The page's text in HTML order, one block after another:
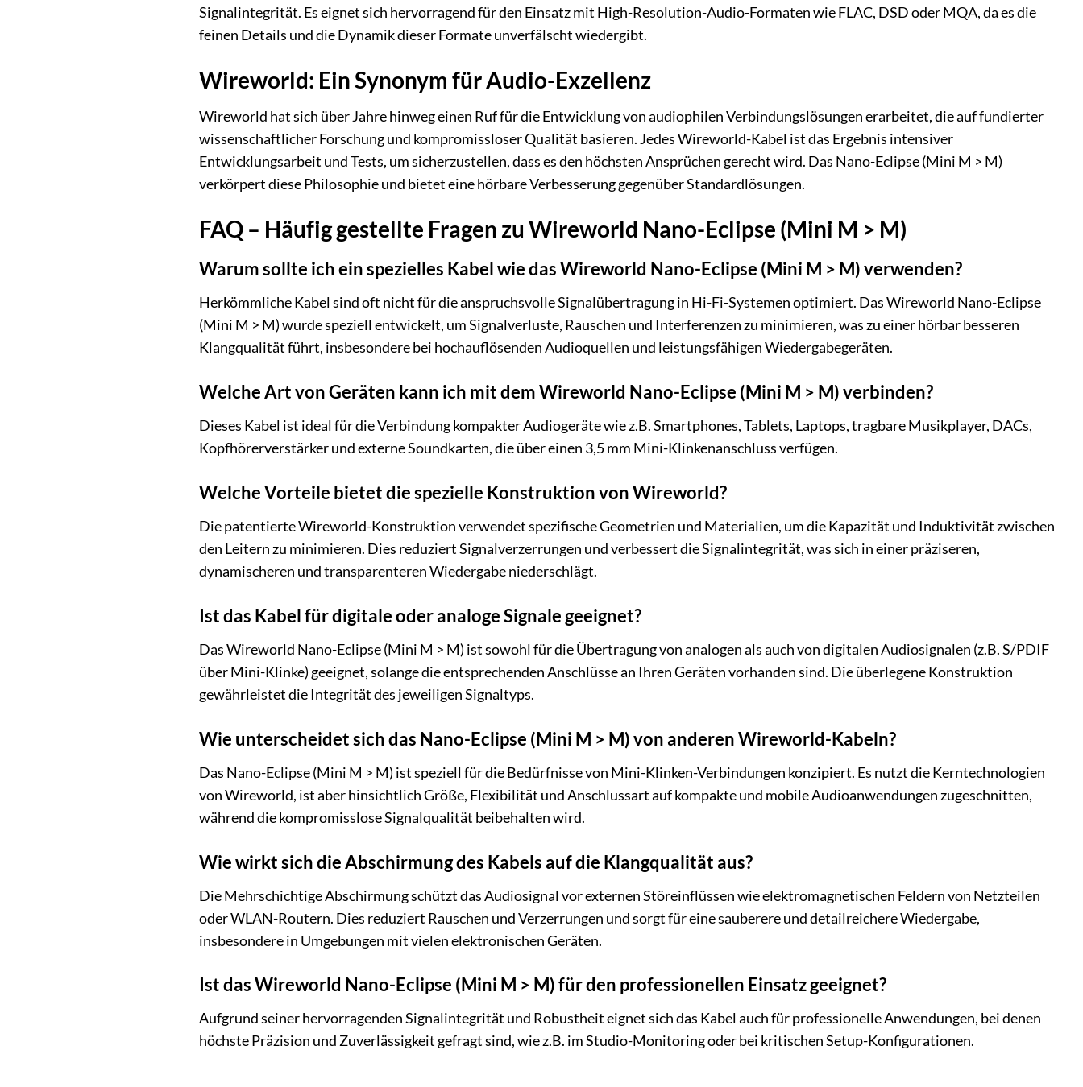
Signalintegrität. Es eignet sich hervorragend für den Einsatz mit High-Resolution-Audio-Formaten wie FLAC, DSD oder MQA, da es die
feinen Details und die Dynamik dieser Formate unverfälscht wiedergibt.
Wireworld: Ein Synonym für Audio-Exzellenz
Wireworld hat sich über Jahre hinweg einen Ruf für die Entwicklung von audiophilen Verbindungslösungen erarbeitet, die auf fundierter
wissenschaftlicher Forschung und kompromissloser Qualität basieren. Jedes Wireworld-Kabel ist das Ergebnis intensiver
Entwicklungsarbeit und Tests, um sicherzustellen, dass es den höchsten Ansprüchen gerecht wird. Das Nano-Eclipse (Mini M > M)
verkörpert diese Philosophie und bietet eine hörbare Verbesserung gegenüber Standardlösungen.
FAQ – Häufig gestellte Fragen zu Wireworld Nano-Eclipse (Mini M > M)
Warum sollte ich ein spezielles Kabel wie das Wireworld Nano-Eclipse (Mini M > M) verwenden?
Herkömmliche Kabel sind oft nicht für die anspruchsvolle Signalübertragung in Hi-Fi-Systemen optimiert. Das Wireworld Nano-Eclipse
(Mini M > M) wurde speziell entwickelt, um Signalverluste, Rauschen und Interferenzen zu minimieren, was zu einer hörbar besseren
Klangqualität führt, insbesondere bei hochauflösenden Audioquellen und leistungsfähigen Wiedergabegeräten.
Welche Art von Geräten kann ich mit dem Wireworld Nano-Eclipse (Mini M > M) verbinden?
Dieses Kabel ist ideal für die Verbindung kompakter Audiogeräte wie z.B. Smartphones, Tablets, Laptops, tragbare Musikplayer, DACs,
Kopfhörerverstärker und externe Soundkarten, die über einen 3,5 mm Mini-Klinkenanschluss verfügen.
Welche Vorteile bietet die spezielle Konstruktion von Wireworld?
Die patentierte Wireworld-Konstruktion verwendet spezifische Geometrien und Materialien, um die Kapazität und Induktivität zwischen
den Leitern zu minimieren. Dies reduziert Signalverzerrungen und verbessert die Signalintegrität, was sich in einer präziseren,
dynamischeren und transparenteren Wiedergabe niederschlägt.
Ist das Kabel für digitale oder analoge Signale geeignet?
Das Wireworld Nano-Eclipse (Mini M > M) ist sowohl für die Übertragung von analogen als auch von digitalen Audiosignalen (z.B. S/PDIF
über Mini-Klinke) geeignet, solange die entsprechenden Anschlüsse an Ihren Geräten vorhanden sind. Die überlegene Konstruktion
gewährleistet die Integrität des jeweiligen Signaltyps.
Wie unterscheidet sich das Nano-Eclipse (Mini M > M) von anderen Wireworld-Kabeln?
Das Nano-Eclipse (Mini M > M) ist speziell für die Bedürfnisse von Mini-Klinken-Verbindungen konzipiert. Es nutzt die Kerntechnologien
von Wireworld, ist aber hinsichtlich Größe, Flexibilität und Anschlussart auf kompakte und mobile Audioanwendungen zugeschnitten,
während die kompromisslose Signalqualität beibehalten wird.
Wie wirkt sich die Abschirmung des Kabels auf die Klangqualität aus?
Die Mehrschichtige Abschirmung schützt das Audiosignal vor externen Störeinflüssen wie elektromagnetischen Feldern von Netzteilen
oder WLAN-Routern. Dies reduziert Rauschen und Verzerrungen und sorgt für eine sauberere und detailreichere Wiedergabe,
insbesondere in Umgebungen mit vielen elektronischen Geräten.
Ist das Wireworld Nano-Eclipse (Mini M > M) für den professionellen Einsatz geeignet?
Aufgrund seiner hervorragenden Signalintegrität und Robustheit eignet sich das Kabel auch für professionelle Anwendungen, bei denen
höchste Präzision und Zuverlässigkeit gefragt sind, wie z.B. im Studio-Monitoring oder bei kritischen Setup-Konfigurationen.